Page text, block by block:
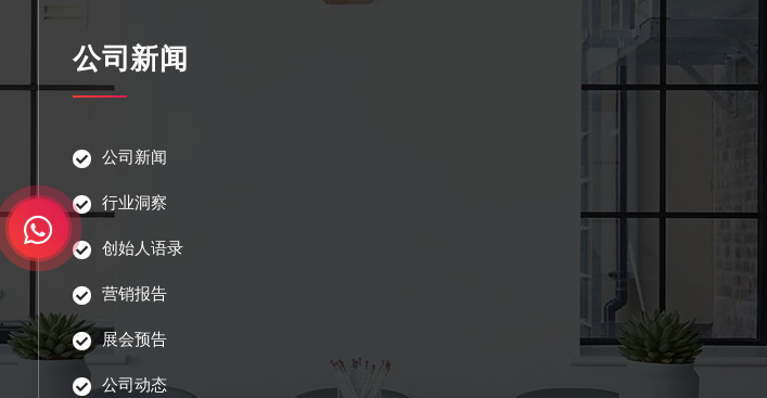
公司新闻
公司新闻
行业洞察
创始人语录
营销报告
展会预告
公司动态